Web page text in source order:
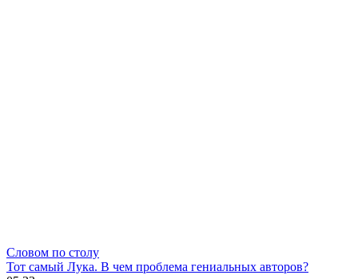
Словом по столу
Тот самый Лука. В чем проблема гениальных авторов?